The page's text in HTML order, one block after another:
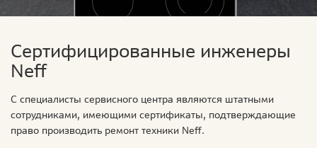
Сертифицированные инженеры
Neff
С специалисты сервисного центра являются штатными
сотрудниками, имеющими сертификаты, подтверждающие
право производить ремонт техники Neff.